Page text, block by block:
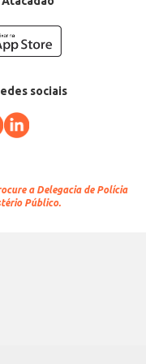
sociais
a Delegacia de Polícia
Público.